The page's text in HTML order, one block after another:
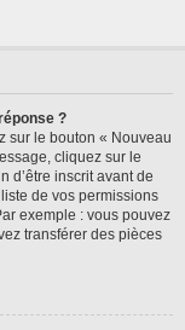
?
sur le bouton « Nouveau
cliquez sur le
d’être inscrit avant de
de vos permissions
exemple : vous pouvez
transférer des pièces